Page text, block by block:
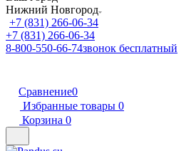
Нижний Новгород
+7 (831) 266-06-34
+7 (831) 266-06-34
8-800-550-66-74звонок бесплатный
Сравнение0
Избранные товары 0
Корзина 0